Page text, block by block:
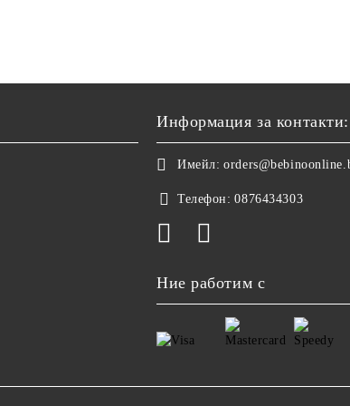
Информация за контакти:
Имейл:
Телефон: 0876434303
Ние работим с